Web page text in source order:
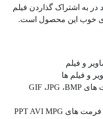
در به اشتراک گذاردن فیلم
خوب این محصول است.
و فیلم
و فیلم ها
قابلیت ذخیره تصاویر به فرمت های GIF ،JPG ،BMP
امکان ذخیره سازی فیلم ها با فرمت های PPT AVI MPG